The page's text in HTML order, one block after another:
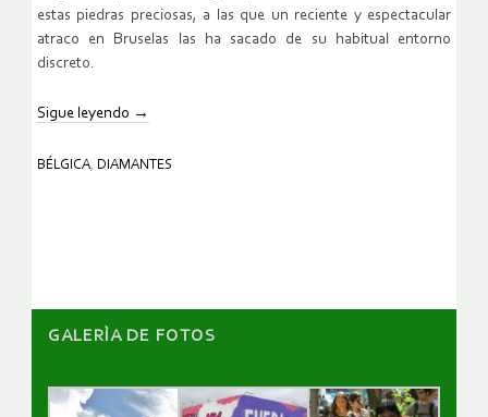
estas piedras preciosas, a las que un reciente y espectacular
atraco en Bruselas las ha sacado de su habitual entorno
discreto.
Sigue leyendo →
BÉLGICA, DIAMANTES
GALERÌA DE FOTOS